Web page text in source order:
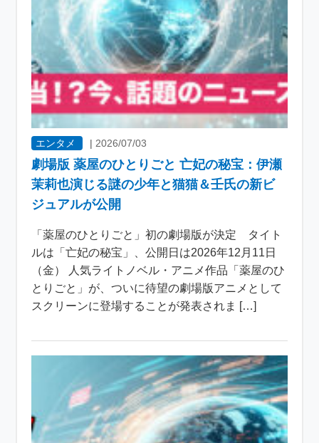
エンタメ | 2026/07/03
劇場版 薬屋のひとりごと 亡妃の秘宝：伊瀬
茉莉也演じる謎の少年と猫猫＆壬氏の新ビ
ジュアルが公開
「薬屋のひとりごと」初の劇場版が決定 タイト
ルは「亡妃の秘宝」、公開日は2026年12月11日
（金） 人気ライトノベル・アニメ作品「薬屋のひ
とりごと」が、ついに待望の劇場版アニメとして
スクリーンに登場することが発表されま […]